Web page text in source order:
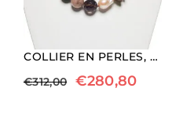
COLLIER EN PERLES, BOIS FOSSILE ET AGATE
€312,00 €280,80